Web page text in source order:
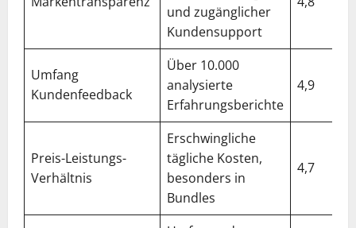
und zugänglicher
Kundensupport
Umfang
Kundenfeedback
Über 10.000
analysierte
Erfahrungsberichte
4,9
Preis-Leistungs-
Verhältnis
Erschwingliche
tägliche Kosten,
besonders in
Bundles
4,7